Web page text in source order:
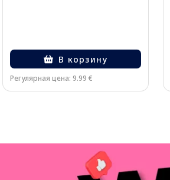
В корзину
Регулярная цена: 9.99 €